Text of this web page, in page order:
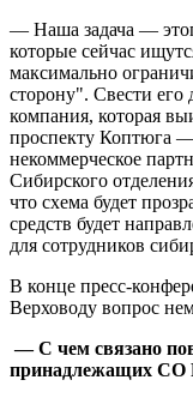
— Наша задача —
которые сейчас
максимально
сторону". Свести его
компания, которая
проспекту Коптюга
некоммерческое
Сибирского
что схема будет
средств будет
для сотрудников
В конце пресс-
Верховоду вопрос
— С чем связано
принадлежащих СО